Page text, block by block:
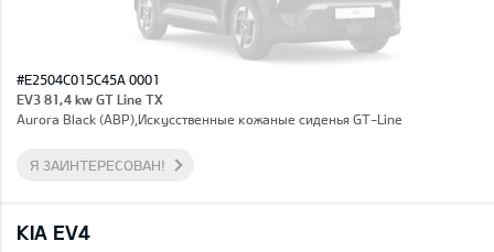
#E2504C015C45A 0001
EV3 81,4 kw GT Line TX
Aurora Black (ABP),Искусственные кожаные сиденья GT-Line
Я ЗАИНТЕРЕСОВАН!
KIA EV4